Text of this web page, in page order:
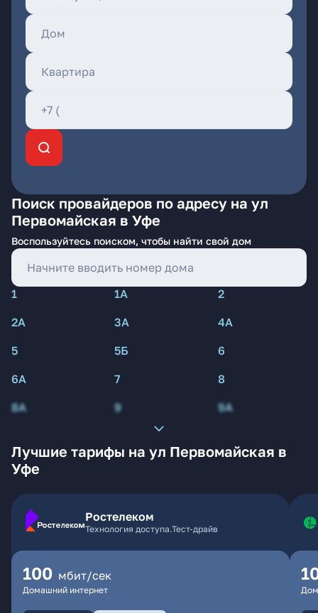
Поиск провайдеров по адресу на ул
Первомайская в Уфе
Воспользуйтесь поиском, чтобы найти свой дом
1 1А
2
2А
3А
4А
5
5Б
6
6А
7
8
8А
9 9А
Лучшие тарифы на ул Первомайская в
Уфе
Ростелеком
Технология доступа.Тест-драйв
100 мбит/сек
Домашний интернет